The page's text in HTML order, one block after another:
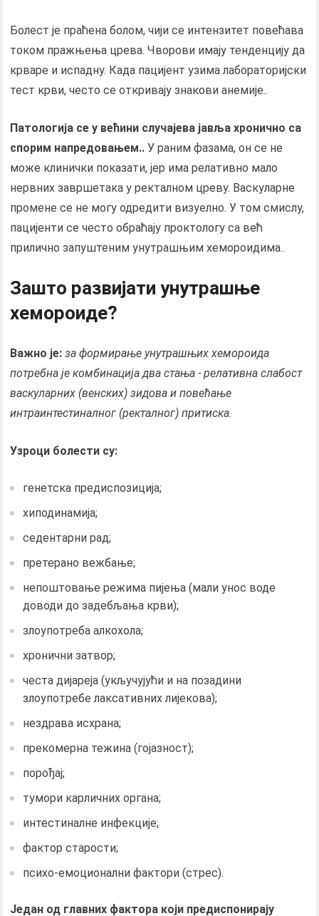
Болест је праћена болом, чији се интензитет повећава
током пражњења црева. Чворови имају тенденцију да
крваре и испадну. Када пацијент узима лабораторијски
тест крви, често се откривају знакови анемије..
Патологија се у већини случајева јавља хронично са
спорим напредовањем.. У раним фазама, он се не
може клинички показати, јер има релативно мало
нервних завршетака у ректалном цреву. Васкуларне
промене се не могу одредити визуелно. У том смислу,
пацијенти се често обраћају проктологу са већ
прилично запуштеним унутрашњим хемороидима..
Зашто развијати унутрашње
хемороиде?
Важно је: за формирање унутрашњих хемороида
потребна је комбинација два стања - релативна слабост
васкуларних (венских) зидова и повећање
интраинтестиналног (ректалног) притиска.
Узроци болести су:
генетска предиспозиција;
хиподинамија;
седентарни рад;
претерано вежбање;
непоштовање режима пијења (мали унос воде
доводи до задебљања крви);
злоупотреба алкохола;
хронични затвор;
честа дијареја (укључујући и на позадини
злоупотребе лаксативних лијекова);
нездрава исхрана;
прекомерна тежина (гојазност);
порођај;
тумори карличних органа;
интестиналне инфекције;
фактор старости;
психо-емоционални фактори (стрес).
Један од главних фактора који предиспонирају